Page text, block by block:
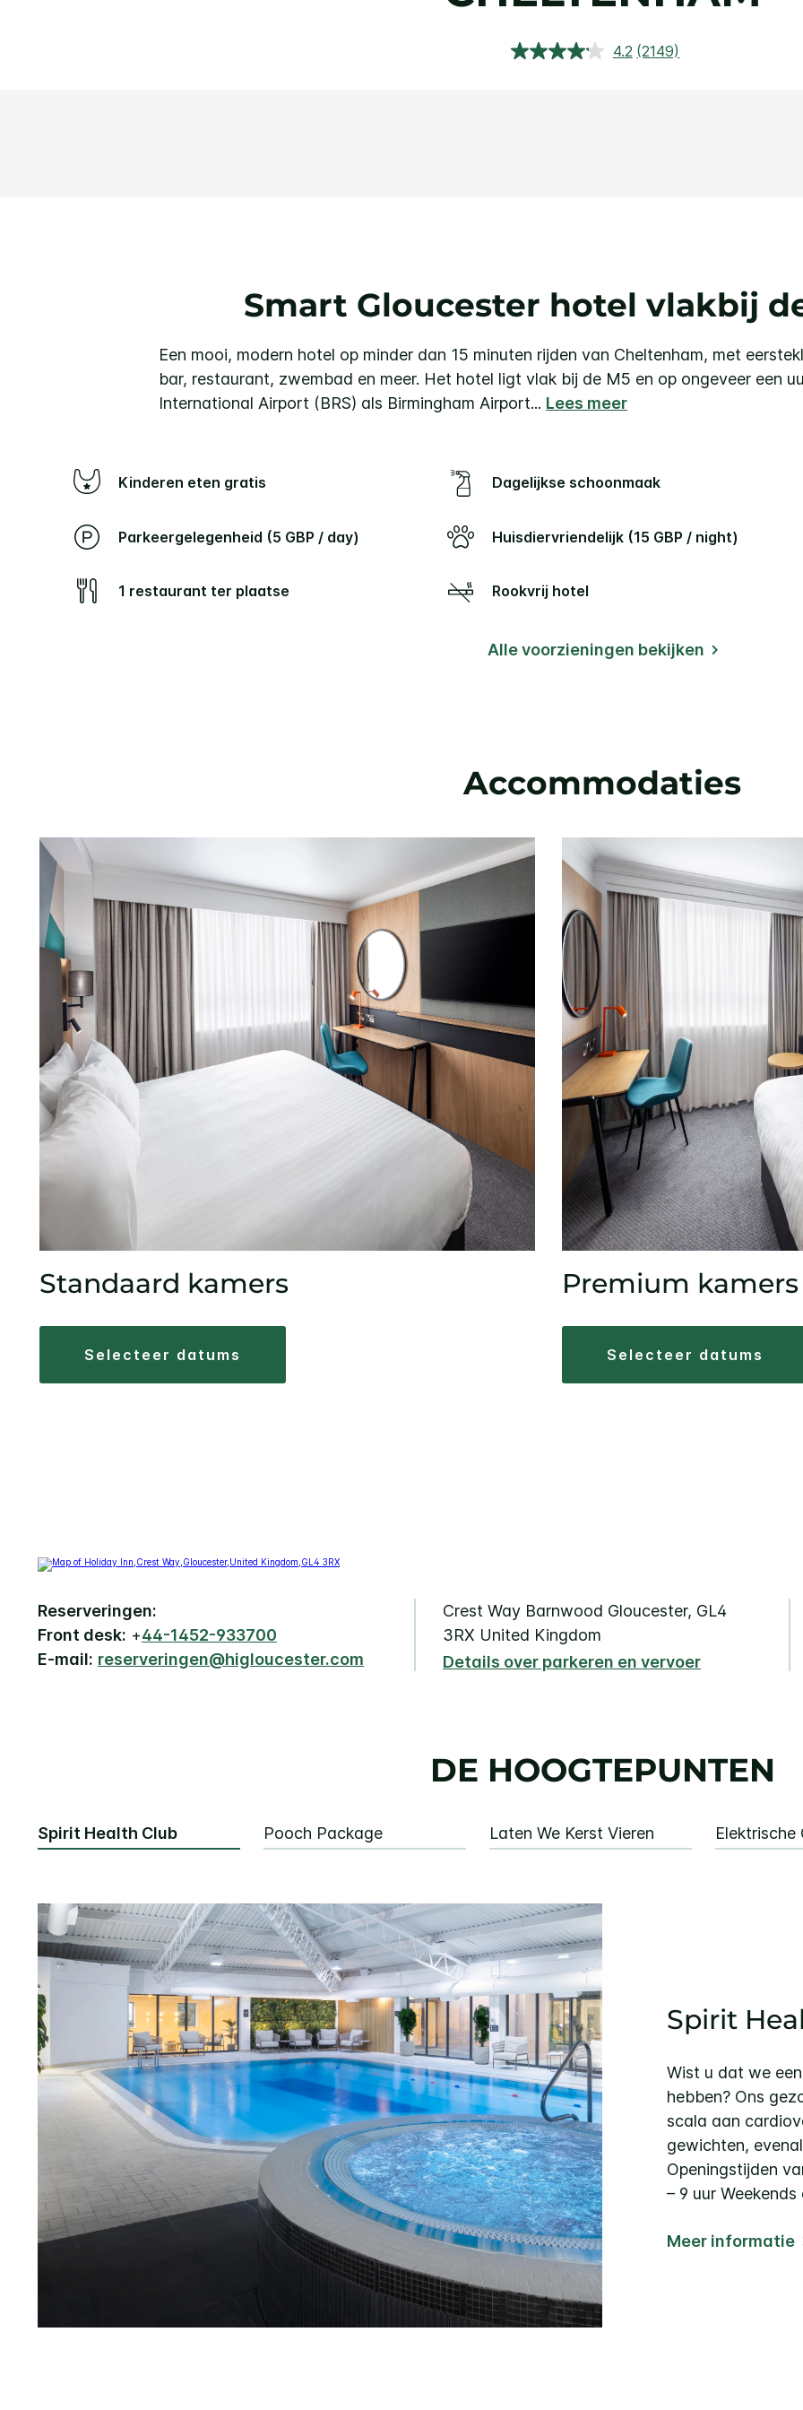
4.2 Lees
(2149)
Smart Gloucester hotel vlakbij
Een mooi, modern hotel op minder dan 15 minuten rijden van Cheltenham, met
bar, restaurant, zwembad en meer. Het hotel ligt vlak bij de M5 en op ongeveer een
International Airport (BRS) als Birmingham Airport... Lees meer
Kinderen eten gratis Dagelijkse schoonmaak
Parkeergelegenheid (5 GBP / day) Huisdiervriendelijk (15 GBP / night)
1 restaurant ter plaatse Rookvrij hotel
Alle voorzieningen bekijken
Accommodaties
Standaard kamers
selecteer datums
Premium kamers
selecteer datums
Reserveringen:
Front desk: +44-1452-933700
E-mail: reserveringen@higloucester.com
Crest Way Barnwood Gloucester, GL4
3RX United Kingdom
Details over parkeren en vervoer
DE HOOGTEPUNTEN
Spirit Health Club Pooch Package Laten We Kerst Vieren Elektrische
Spirit
Wist u dat we
hebben? Ons
scala aan
gewichten,
Openingstijden
– 9 uur
Meer informatie